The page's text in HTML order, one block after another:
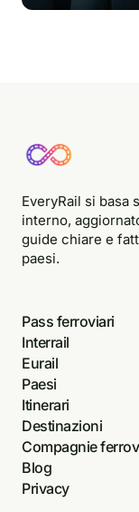
EveryRail si basa
interno,
guide chiare e
paesi.
Pass ferroviari
Interrail
Eurail
Paesi
Itinerari
Destinazioni
Compagnie
Blog
Privacy